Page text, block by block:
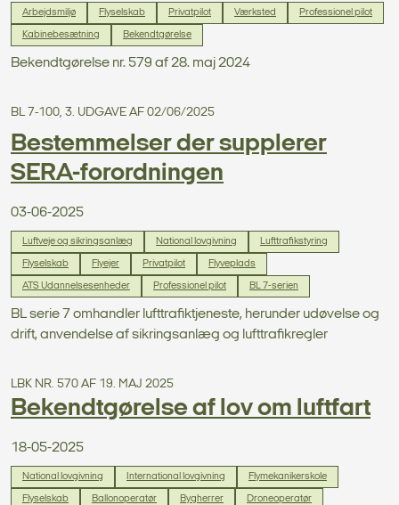
Arbejdsmiljø Flyselskab Privatpilot Værksted Professionel pilot
Kabinebesætning Bekendtgørelse
Bekendtgørelse nr. 579 af 28. maj 2024
BL 7-100, 3. UDGAVE AF 02/06/2025
Bestemmelser der supplerer
SERA-forordningen
03-06-2025
Luftveje og sikringsanlæg National lovgivning Lufttrafikstyring
Flyselskab Flyejer Privatpilot Flyveplads
ATS Udannelsesenheder Professionel pilot BL 7-serien
BL serie 7 omhandler lufttrafiktjeneste, herunder udøvelse og
drift, anvendelse af sikringsanlæg og lufttrafikregler
LBK NR. 570 AF 19. MAJ 2025
Bekendtgørelse af lov om luftfart
18-05-2025
National lovgivning International lovgivning Flymekanikerskole
Flyselskab Ballonoperatør Bygherrer Droneoperatør